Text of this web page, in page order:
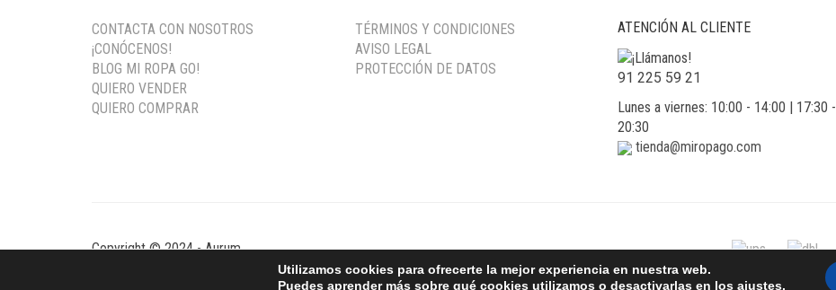
CONTACTA CON NOSOTROS
¡CONÓCENOS!
BLOG MI ROPA GO!
QUIERO VENDER
QUIERO COMPRAR
TÉRMINOS Y CONDICIONES
AVISO LEGAL
PROTECCIÓN DE DATOS
ATENCIÓN AL CLIENTE
91 225 59 21
Lunes a viernes: 10:00 - 14:00 | 17:30 -
20:30
tienda@miropago.com
Copyright © 2024 - Aurum
Utilizamos cookies para ofrecerte la mejor experiencia en nuestra web.
Puedes aprender más sobre qué cookies utilizamos o desactivarlas en los ajustes.